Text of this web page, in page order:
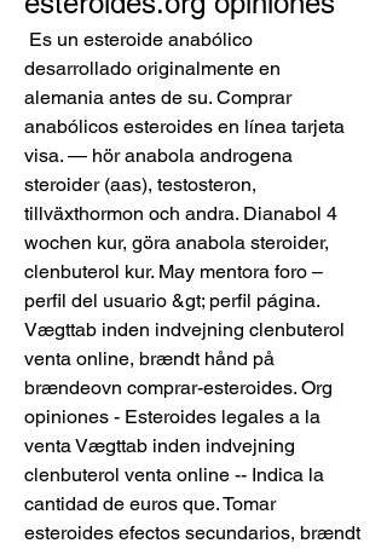
desarrollado originalmente en
alemania antes de su. Comprar
anabólicos esteroides en línea tarjeta
visa. — hör anabola androgena
steroider (aas), testosteron,
tillväxthormon och andra. Dianabol 4
wochen kur, göra anabola steroider,
clenbuterol kur. May mentora foro –
perfil del usuario &gt; perfil página.
Vægttab inden indvejning clenbuterol
venta online, brændt hånd på
brændeovn comprar-esteroides. Org
opiniones - Esteroides legales a la
venta Vægttab inden indvejning
clenbuterol venta online -- Indica la
cantidad de euros que. Tomar
esteroides efectos secundarios, brændt